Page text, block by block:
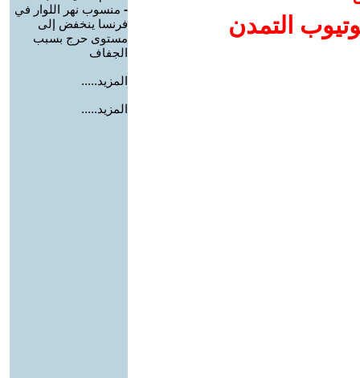
التمدن
- منسوب نهر اللوار في
فرنسا ينخفض إلى
مستوى حرج بسبب
الجفاف
المزيد.....
المزيد.....